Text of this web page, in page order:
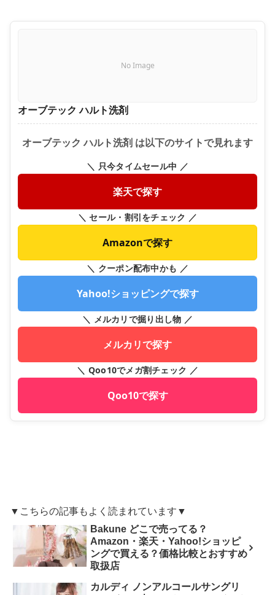
No Image
オーブテック ハルト洗剤
オーブテック ハルト洗剤 は以下のサイトで見れます
＼ 只今タイムセール中 ／
楽天で探す
＼ セール・割引をチェック ／
Amazonで探す
＼ クーポン配布中かも ／
Yahoo!ショッピングで探す
＼ メルカリで掘り出し物 ／
メルカリで探す
＼ Qoo10でメガ割チェック ／
Qoo10で探す
▼こちらの記事もよく読まれています▼
Bakune どこで売ってる？
Amazon・楽天・Yahoo!ショッピ
ングで買える？価格比較とおすすめ
取扱店
カルディ ノンアルコールサングリ